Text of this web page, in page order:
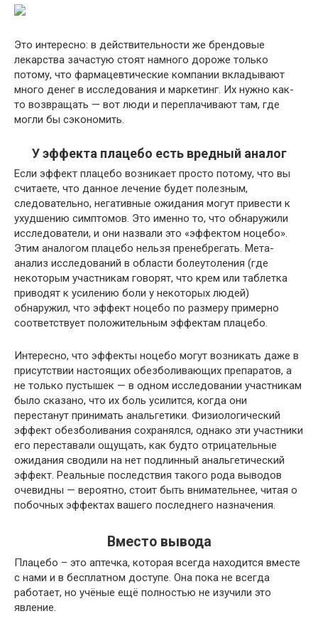
Это интересно: в действительности же брендовые
лекарства зачастую стоят намного дороже только
потому, что фармацевтические компании вкладывают
много денег в исследования и маркетинг. Их нужно как-
то возвращать — вот люди и переплачивают там, где
могли бы сэкономить.
У эффекта плацебо есть вредный аналог
Если эффект плацебо возникает просто потому, что вы
считаете, что данное лечение будет полезным,
следовательно, негативные ожидания могут привести к
ухудшению симптомов. Это именно то, что обнаружили
исследователи, и они назвали это «эффектом ноцебо».
Этим аналогом плацебо нельзя пренебрегать. Мета-
анализ исследований в области болеутоления (где
некоторым участникам говорят, что крем или таблетка
приводят к усилению боли у некоторых людей)
обнаружил, что эффект ноцебо по размеру примерно
соответствует положительным эффектам плацебо.
Интересно, что эффекты ноцебо могут возникать даже в
присутствии настоящих обезболивающих препаратов, а
не только пустышек — в одном исследовании участникам
было сказано, что их боль усилится, когда они
перестанут принимать анальгетики. Физиологический
эффект обезболивания сохранялся, однако эти участники
его переставали ощущать, как будто отрицательные
ожидания сводили на нет подлинный анальгетический
эффект. Реальные последствия такого рода выводов
очевидны — вероятно, стоит быть внимательнее, читая о
побочных эффектах вашего последнего назначения.
Вместо вывода
Плацебо – это аптечка, которая всегда находится вместе
с нами и в бесплатном доступе. Она пока не всегда
работает, но учёные ещё полностью не изучили это
явление.